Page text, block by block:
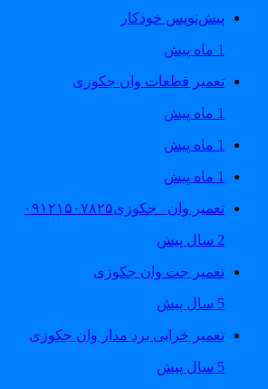
پیش‌نویس خودکار
تعمیر قطعات وان جکوزی
1 ماه پیش
1 ماه پیش
تعمیر وان _جکوزی۰۹۱۲۱۵۰۷۸۲۵
تعمیر جت وان جکوزی
تعمیر خرابی برد مدار وان جکوزی